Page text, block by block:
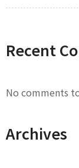
Recent
No comments
Archives